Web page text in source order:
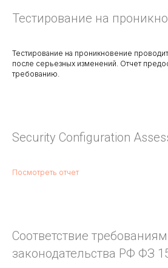
Тестирование на
Тестирование на проникновение
после серьезных изменений. Отчет
требованию.
Security Configuration
Посмотреть отчет
Соответствие требованиям
законодательства РФ ФЗ